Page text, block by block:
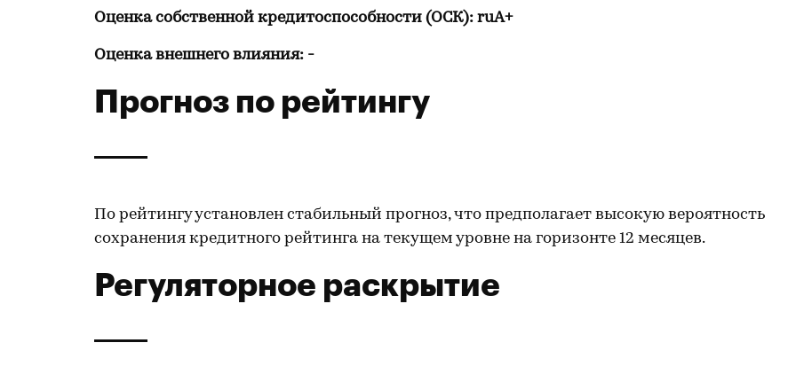
Оценка собственной кредитоспособности (ОСК): ruA+
Оценка внешнего влияния: -
Прогноз по рейтингу
По рейтингу установлен стабильный прогноз, что предполагает высокую вероятность
сохранения кредитного рейтинга на текущем уровне на горизонте 12 месяцев.
Регуляторное раскрытие